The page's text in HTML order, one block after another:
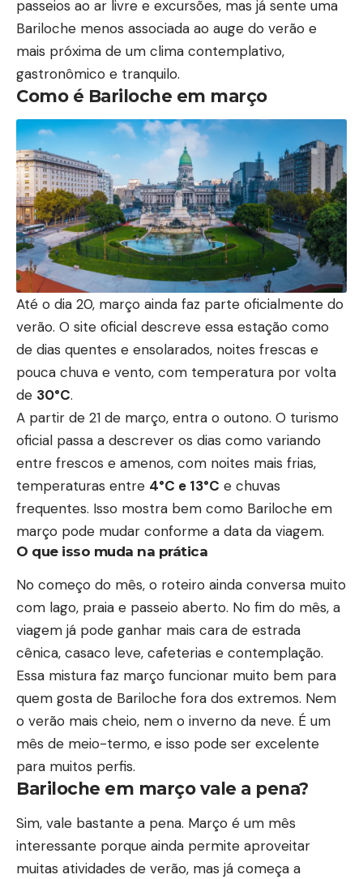
passeios ao ar livre e excursões, mas já sente uma
Bariloche menos associada ao auge do verão e
mais próxima de um clima contemplativo,
gastronômico e tranquilo.
Como é Bariloche em março
Até o dia 20, março ainda faz parte oficialmente do
verão. O site oficial descreve essa estação como
de dias quentes e ensolarados, noites frescas e
pouca chuva e vento, com temperatura por volta
de 30°C.
A partir de 21 de março, entra o outono. O turismo
oficial passa a descrever os dias como variando
entre frescos e amenos, com noites mais frias,
temperaturas entre 4°C e 13°C e chuvas
frequentes. Isso mostra bem como Bariloche em
março pode mudar conforme a data da viagem.
O que isso muda na prática
No começo do mês, o roteiro ainda conversa muito
com lago, praia e passeio aberto. No fim do mês, a
viagem já pode ganhar mais cara de estrada
cênica, casaco leve, cafeterias e contemplação.
Essa mistura faz março funcionar muito bem para
quem gosta de Bariloche fora dos extremos. Nem
o verão mais cheio, nem o inverno da neve. É um
mês de meio-termo, e isso pode ser excelente
para muitos perfis.
Bariloche em março vale a pena?
Sim, vale bastante a pena. Março é um mês
interessante porque ainda permite aproveitar
muitas atividades de verão, mas já começa a